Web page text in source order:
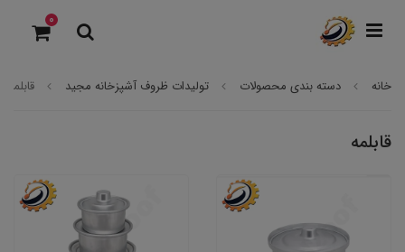
0
خانه دسته بندی محصولات تولیدات ظروف آشپزخانه مجید قابلمه
قابلمه